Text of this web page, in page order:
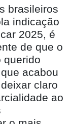
brasileiros
indicação
2025, é
de que o
querido
acabou
claro
ao